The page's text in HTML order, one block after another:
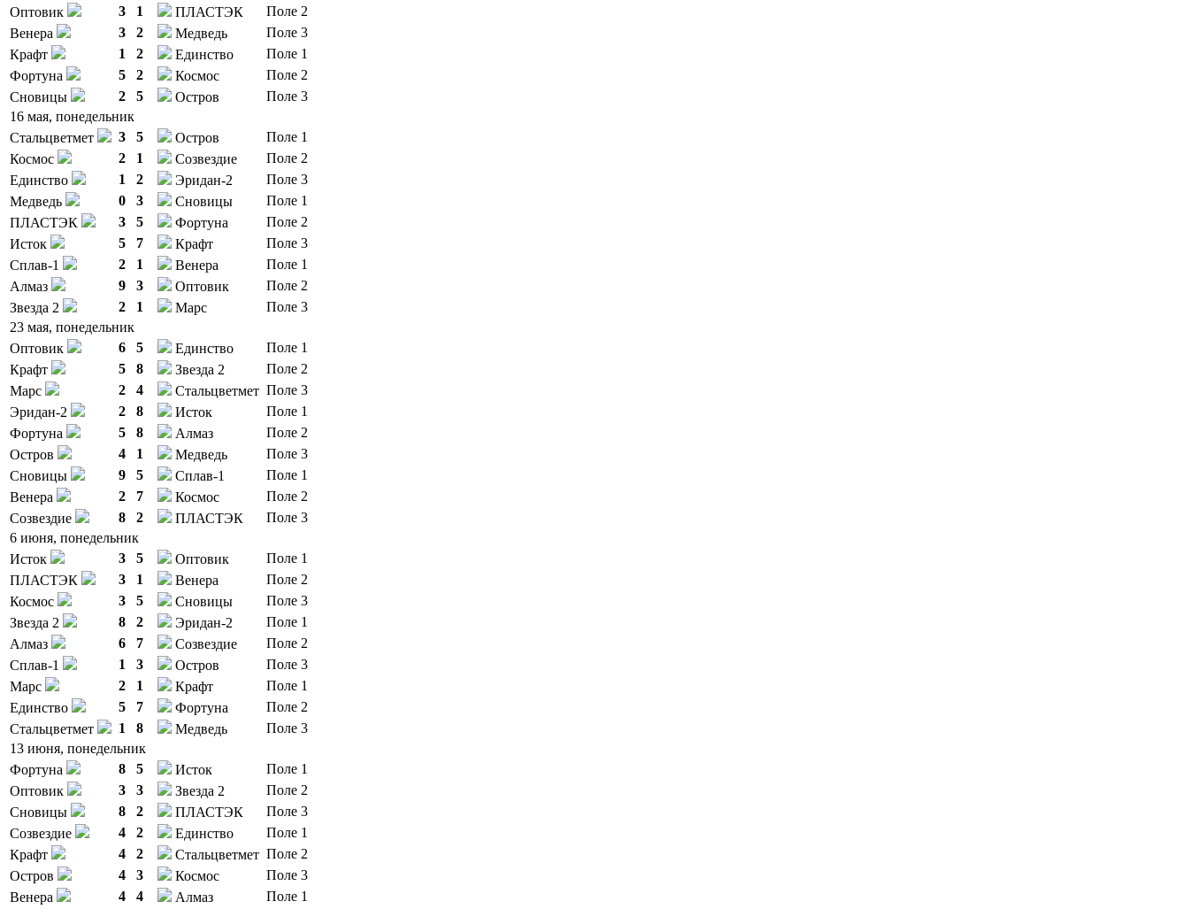
Оптовик
3 1 ПЛАСТЭК
Поле 2
Венера
3 2 Медведь
Поле 3
Крафт
1 2 Единство
Поле 1
Фортуна
5 2 Космос
Поле 2
Сновицы
2 5 Остров
Поле 3
16 мая, понедельник
Стальцветмет
3 5 Остров
Поле 1
Космос
2 1 Созвездие
Поле 2
Единство
1 2 Эридан-2
Поле 3
Медведь
0 3 Сновицы
Поле 1
ПЛАСТЭК
3 5 Фортуна
Поле 2
Исток
5 7 Крафт
Поле 3
Сплав-1
2 1 Венера
Поле 1
Алмаз
9 3 Оптовик
Поле 2
Звезда 2
2 1 Марс
Поле 3
23 мая, понедельник
Оптовик
6 5 Единство
Поле 1
Крафт
5 8 Звезда 2
Поле 2
Марс
2 4 Стальцветмет Поле 3
Эридан-2
2 8 Исток
Поле 1
Фортуна
5 8 Алмаз
Поле 2
Остров
4 1 Медведь
Поле 3
Сновицы
9 5 Сплав-1
Поле 1
Венера
2 7 Космос
Поле 2
Созвездие
8 2 ПЛАСТЭК
Поле 3
6 июня, понедельник
Исток
3 5 Оптовик
Поле 1
ПЛАСТЭК
3 1 Венера
Поле 2
Космос
3 5 Сновицы
Поле 3
Звезда 2
8 2 Эридан-2
Поле 1
Алмаз
6 7 Созвездие
Поле 2
Сплав-1
1 3 Остров
Поле 3
Марс
2 1 Крафт
Поле 1
Единство
5 7 Фортуна
Поле 2
Стальцветмет
1 8 Медведь
Поле 3
13 июня, понедельник
Фортуна
8 5 Исток
Поле 1
Оптовик
3 3 Звезда 2
Поле 2
Сновицы
8 2 ПЛАСТЭК
Поле 3
Созвездие
4 2 Единство
Поле 1
Крафт
4 2 Стальцветмет Поле 2
Остров
4 3 Космос
Поле 3
Венера
4 4 Алмаз
Поле 1